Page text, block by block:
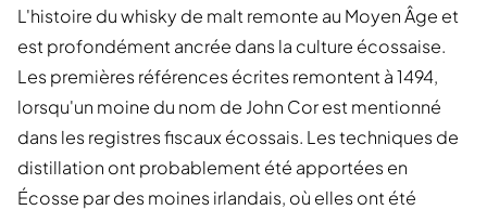
L'histoire du whisky de malt remonte au Moyen Âge et
est profondément ancrée dans la culture écossaise.
Les premières références écrites remontent à 1494,
lorsqu'un moine du nom de John Cor est mentionné
dans les registres fiscaux écossais. Les techniques de
distillation ont probablement été apportées en
Écosse par des moines irlandais, où elles ont été